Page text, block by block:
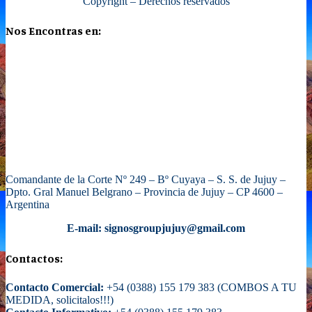
Nos Encontras en:
Comandante de la Corte Nº 249 – Bº Cuyaya – S. S. de Jujuy –
Dpto. Gral Manuel Belgrano – Provincia de Jujuy – CP 4600 –
Argentina
E-mail: signosgroupjujuy@gmail.com
Contactos:
Contacto Comercial: +54 (0388) 155 179 383 (COMBOS A TU
MEDIDA, solicitalos!!!)